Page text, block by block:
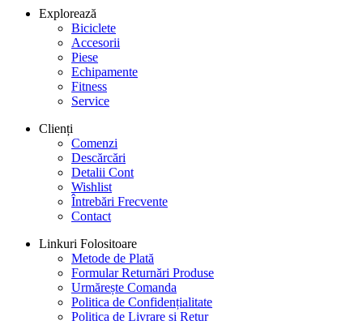
Explorează
Biciclete
Accesorii
Piese
Echipamente
Fitness
Service
Clienți
Comenzi
Descărcări
Detalii Cont
Wishlist
Întrebări Frecvente
Contact
Linkuri Folositoare
Metode de Plată
Formular Returnări Produse
Urmărește Comanda
Politica de Confidențialitate
Politica de Livrare și Retur